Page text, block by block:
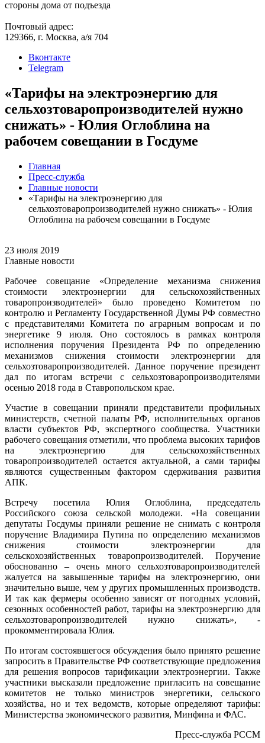
стороны дома от подъезда
Почтовый адрес:
129366, г. Москва, а/я 704
Вконтакте
Telegram
«Тарифы на электроэнергию для
сельхозтоваропроизводителей нужно
снижать» - Юлия Оглоблина на
рабочем совещании в Госдуме
Главная
Пресс-служба
Главные новости
«Тарифы на электроэнергию для
сельхозтоваропроизводителей нужно снижать» - Юлия
Оглоблина на рабочем совещании в Госдуме
23 июля 2019
Главные новости
Рабочее совещание «Определение механизма снижения
стоимости электроэнергии для сельскохозяйственных
товаропроизводителей» было проведено Комитетом по
контролю и Регламенту Государственной Думы РФ совместно
с представителями Комитета по аграрным вопросам и по
энергетике 9 июля. Оно состоялось в рамках контроля
исполнения поручения Президента РФ по определению
механизмов снижения стоимости электроэнергии для
сельхозтоваропроизводителей. Данное поручение президент
дал по итогам встречи с сельхозтоваропроизводителями
осенью 2018 года в Ставропольском крае.
Участие в совещании приняли представители профильных
министерств, счетной палаты РФ, исполнительных органов
власти субъектов РФ, экспертного сообщества. Участники
рабочего совещания отметили, что проблема высоких тарифов
на электроэнергию для сельскохозяйственных
товаропроизводителей остается актуальной, а сами тарифы
являются существенным фактором сдерживания развития
АПК.
Встречу посетила Юлия Оглоблина, председатель
Российского союза сельской молодежи. «На совещании
депутаты Госдумы приняли решение не снимать с контроля
поручение Владимира Путина по определению механизмов
снижения стоимости электроэнергии для
сельскохозяйственных товаропроизводителей. Поручение
обоснованно – очень много сельхозтоваропроизводителей
жалуется на завышенные тарифы на электроэнергию, они
значительно выше, чем у других промышленных производств.
И так как фермеры особенно зависят от погодных условий,
сезонных особенностей работ, тарифы на электроэнергию для
сельхозтоваропроизводителей нужно снижать», -
прокомментировала Юлия.
По итогам состоявшегося обсуждения было принято решение
запросить в Правительстве РФ соответствующие предложения
для решения вопросов тарификации электроэнергии. Также
участники высказали предложение пригласить на совещание
комитетов не только министров энергетики, сельского
хозяйства, но и тех ведомств, которые определяют тарифы:
Министерства экономического развития, Минфина и ФАС.
Пресс-служба РССМ